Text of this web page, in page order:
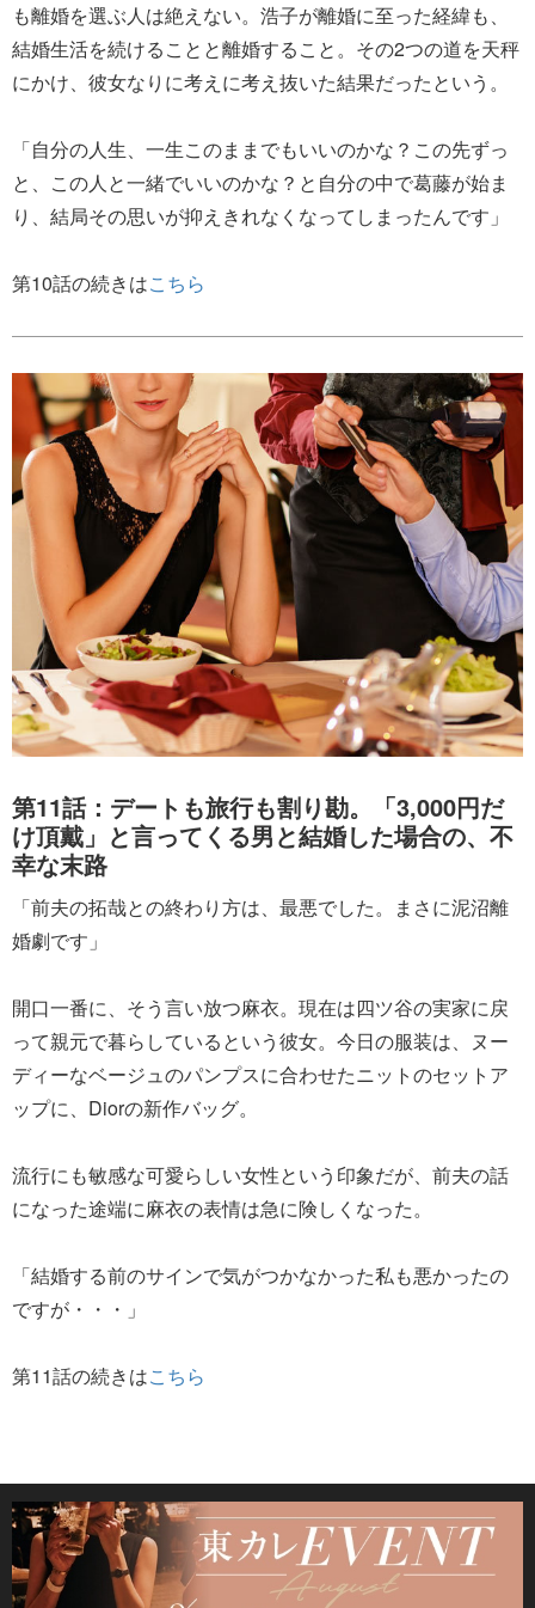
も離婚を選ぶ人は絶えない。浩子が離婚に至った経緯も、
結婚生活を続けることと離婚すること。その2つの道を天秤
にかけ、彼女なりに考えに考え抜いた結果だったという。
「自分の人生、一生このままでもいいのかな？この先ずっ
と、この人と一緒でいいのかな？と自分の中で葛藤が始ま
り、結局その思いが抑えきれなくなってしまったんです」
第10話の続きはこちら
第11話：デートも旅行も割り勘。「3,000円だ
け頂戴」と言ってくる男と結婚した場合の、不
幸な末路
「前夫の拓哉との終わり方は、最悪でした。まさに泥沼離
婚劇です」
開口一番に、そう言い放つ麻衣。現在は四ツ谷の実家に戻
って親元で暮らしているという彼女。今日の服装は、ヌー
ディーなベージュのパンプスに合わせたニットのセットア
ップに、Diorの新作バッグ。
流行にも敏感な可愛らしい女性という印象だが、前夫の話
になった途端に麻衣の表情は急に険しくなった。
「結婚する前のサインで気がつかなかった私も悪かったの
ですが・・・」
第11話の続きはこちら